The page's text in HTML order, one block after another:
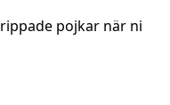
pojkar när ni